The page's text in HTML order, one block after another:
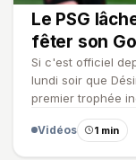
Le PSG
fêter son
Si c'est officiel
lundi soir que
premier trophée
Vidéos 1 min